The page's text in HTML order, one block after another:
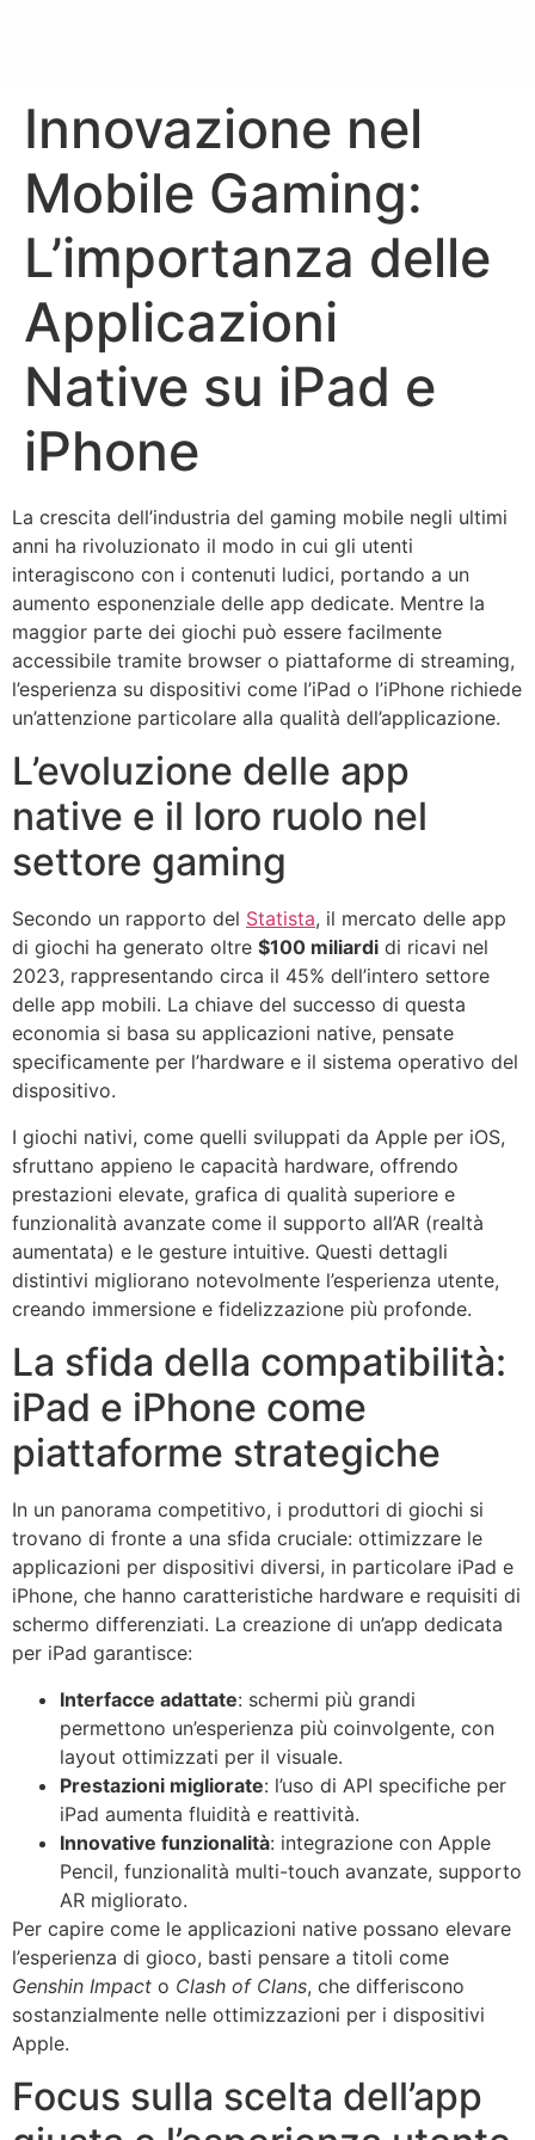
Innovazione nel
Mobile Gaming:
L’importanza delle
Applicazioni
Native su iPad e
iPhone
La crescita dell’industria del gaming mobile negli ultimi
anni ha rivoluzionato il modo in cui gli utenti
interagiscono con i contenuti ludici, portando a un
aumento esponenziale delle app dedicate. Mentre la
maggior parte dei giochi può essere facilmente
accessibile tramite browser o piattaforme di streaming,
l’esperienza su dispositivi come l’iPad o l’iPhone richiede
un’attenzione particolare alla qualità dell’applicazione.
L’evoluzione delle app
native e il loro ruolo nel
settore gaming
Secondo un rapporto del Statista, il mercato delle app
di giochi ha generato oltre $100 miliardi di ricavi nel
2023, rappresentando circa il 45% dell’intero settore
delle app mobili. La chiave del successo di questa
economia si basa su applicazioni native, pensate
specificamente per l’hardware e il sistema operativo del
dispositivo.
I giochi nativi, come quelli sviluppati da Apple per iOS,
sfruttano appieno le capacità hardware, offrendo
prestazioni elevate, grafica di qualità superiore e
funzionalità avanzate come il supporto all’AR (realtà
aumentata) e le gesture intuitive. Questi dettagli
distintivi migliorano notevolmente l’esperienza utente,
creando immersione e fidelizzazione più profonde.
La sfida della compatibilità:
iPad e iPhone come
piattaforme strategiche
In un panorama competitivo, i produttori di giochi si
trovano di fronte a una sfida cruciale: ottimizzare le
applicazioni per dispositivi diversi, in particolare iPad e
iPhone, che hanno caratteristiche hardware e requisiti di
schermo differenziati. La creazione di un’app dedicata
per iPad garantisce:
Interfacce adattate: schermi più grandi
permettono un’esperienza più coinvolgente, con
layout ottimizzati per il visuale.
Prestazioni migliorate: l’uso di API specifiche per
iPad aumenta fluidità e reattività.
Innovative funzionalità: integrazione con Apple
Pencil, funzionalità multi-touch avanzate, supporto
AR migliorato.
Per capire come le applicazioni native possano elevare
l’esperienza di gioco, basti pensare a titoli come
Genshin Impact o Clash of Clans, che differiscono
sostanzialmente nelle ottimizzazioni per i dispositivi
Apple.
Focus sulla scelta dell’app